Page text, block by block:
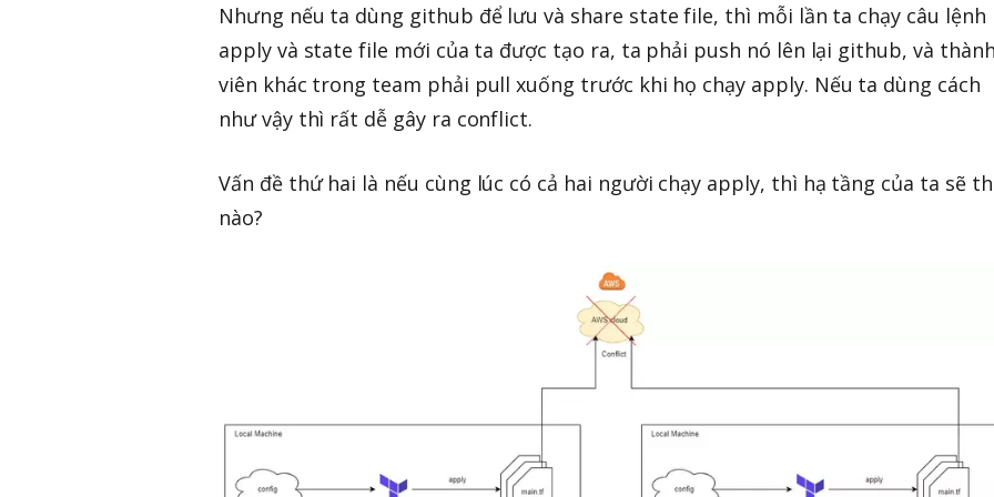
Nhưng nếu ta dùng github để lưu và share state file, thì mỗi lần ta chạy câu lệnh
apply và state file mới của ta được tạo ra, ta phải push nó lên lại github, và
viên khác trong team phải pull xuống trước khi họ chạy apply. Nếu ta dùng cách
như vậy thì rất dễ gây ra conflict.
Vấn đề thứ hai là nếu cùng lúc có cả hai người chạy apply, thì hạ tầng của ta sẽ
nào?